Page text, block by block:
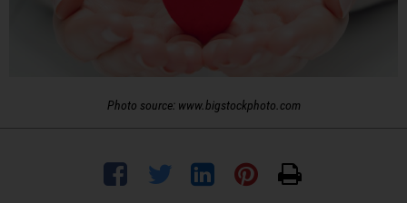
Photo source: www.bigstockphoto.com